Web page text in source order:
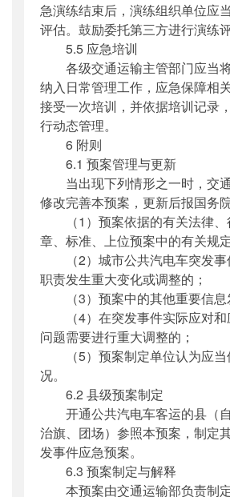
急演练结束后，演练组织单位应
评估。鼓励委托第三方进行演练评
5.5 应急培训
各级交通运输主管部门应当
纳入日常管理工作，应急保障相
接受一次培训，并依据培训记录
行动态管理。
6 附则
6.1 预案管理与更新
当出现下列情形之一时，交
修改完善本预案，更新后报国务
（1）预案依据的有关法律、
章、标准、上位预案中的有关规
（2）城市公共汽电车突发事
职责发生重大变化或调整的；
（3）预案中的其他重要信息
（4）在突发事件实际应对和
问题需要进行重大调整的；
（5）预案制定单位认为应当
况。
6.2 县级预案制定
开通公共汽电车客运的县（
治旗、团场）参照本预案，制定
发事件应急预案。
6.3 预案制定与解释
本预案由交通运输部负责制